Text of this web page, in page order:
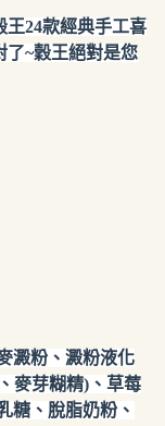
王24款經典手工喜
了~穀王絕對是您
澱粉、澱粉液化
麥芽糊精)、草莓
糖、脫脂奶粉、